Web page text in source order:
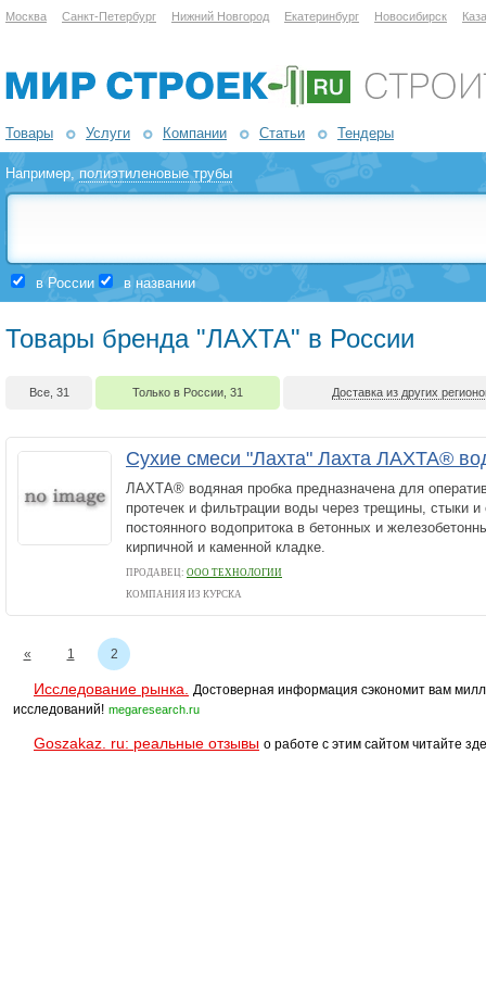
Москва Санкт-Петербург Нижний Новгород Екатеринбург Новосибирск
Товары Услуги Компании Статьи Тендеры
Например,полиэтиленовые трубы
в России в названии
Товары бренда "ЛАХТА" в России
Все, 31 Только в России, 31 Доставка из других
Сухие смеси "Лахта" Лахта ЛАХТА®
ЛАХТА® водяная пробка предназначена для
протечек и фильтрации воды через трещины, стыки и
постоянного водопритока в бетонных и
кирпичной и каменной кладке.
ПРОДАВЕЦ: ООО ТЕХНОЛОГИИ
КОМПАНИЯ ИЗ КУРСКА
« 1 2
Исследование рынка.
Достоверная информация сэкономит вам
исследований! megaresearch.ru
Goszakaz. ru: реальные отзывы о работе с этим сайтом читайте